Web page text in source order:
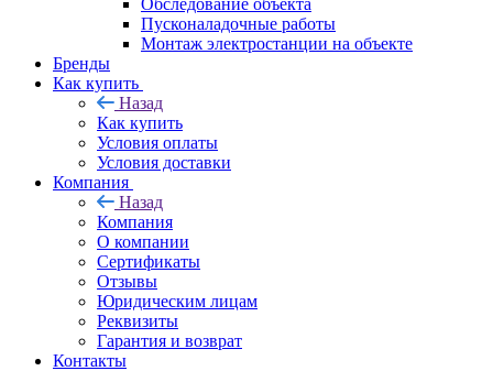
Обследование объекта
Пусконаладочные работы
Монтаж электростанции на объекте
Бренды
Как купить
Назад
Как купить
Условия оплаты
Условия доставки
Компания
Назад
Компания
О компании
Сертификаты
Отзывы
Юридическим лицам
Реквизиты
Гарантия и возврат
Контакты